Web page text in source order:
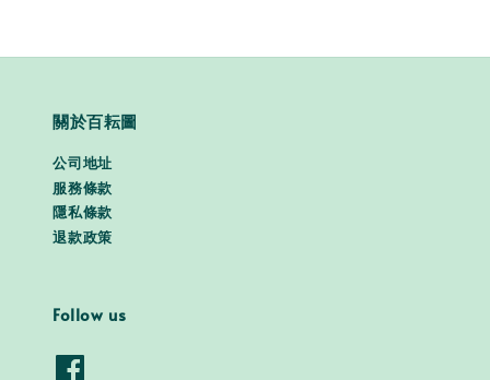
關於百耘圖
公司地址
服務條款
隱私條款
退款政策
Follow us